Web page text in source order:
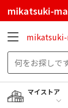
mikatsuki-
マイストア